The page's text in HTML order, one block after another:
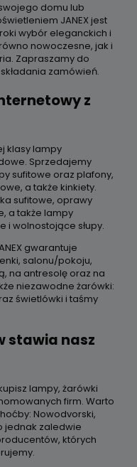
domu lub
JANEX jest
wybór eleganckich i
nowoczesne, jak i
Zapraszamy do
zamówień.
z
klasy lampy
Sprzedajemy
sufitowe oraz plafony,
a także kinkiety.
sufitowe, oprawy
a także lampy
i wolnostojące słupy.
gwarantuje
salonu/pokoju,
na antresolę oraz na
niezawodne żarówki:
świetlówki i taśmy
stawia nasz
lampy, żarówki
firm. Warto
Nowodvorski,
jednak zaledwie
których